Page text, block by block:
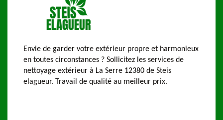
Envie de garder votre extérieur propre et harmonieux
en toutes circonstances ? Sollicitez les services de
nettoyage extérieur à La Serre 12380 de Steis
elagueur. Travail de qualité au meilleur prix.